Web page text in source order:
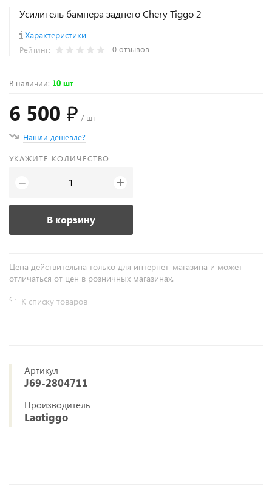
Усилитель бампера заднего Chery Tiggo 2
Характеристики
Рейтинг: 0 отзывов
В наличии: 10 шт
6 500 ₽ / шт
Нашли дешевле?
УКАЖИТЕ КОЛИЧЕСТВО
− +
В корзину
Цена действительна только для интернет-магазина и может
отличаться от цен в розничных магазинах.
К списку товаров
Артикул
J69-2804711
Производитель
Laotiggo